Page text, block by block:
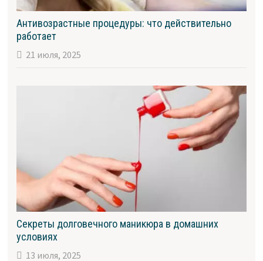
Антивозрастные процедуры: что действительно
работает
21 июля, 2025
Секреты долговечного маникюра в домашних
условиях
13 июля, 2025